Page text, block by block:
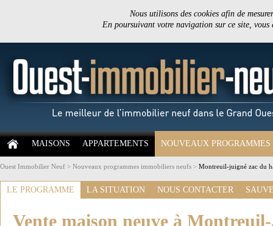
Nous utilisons des cookies afin de
En poursuivant votre navigation sur ce site,
MAISONS APPARTEMENTS NOUVEAUX PROGRAMMES
Ouest Immobilier Neuf > Nouveaux programmes immobiliers neufs > Montreuil-juigné zac du
LE PROGRAMME LA SITUATION NOUS CONTACTER
Vente maison neuve à